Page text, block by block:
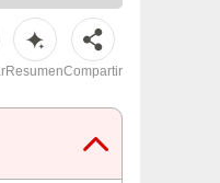
ResumenCompartir